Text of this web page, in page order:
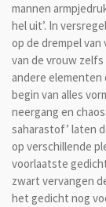
mannen
hel uit’. In
op de drempel
van de vrouw
andere
begin van alles
neergang en
saharastof’ laten
op verschillende
voorlaatste
zwart vervangen
het gedicht nog